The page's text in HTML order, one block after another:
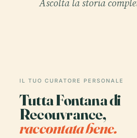
IL TUO CURATORE PERSONALE
Tutta Fontana di
Recouvrance,
raccontata bene.